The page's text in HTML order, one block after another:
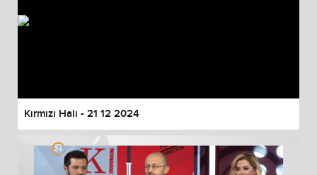
Kırmızı Halı - 21 12 2024